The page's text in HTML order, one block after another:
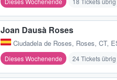
Joan Dausà Roses
Ciudadela de Roses, Roses, CT,
Dieses Wochenende 24 Tickets übrig